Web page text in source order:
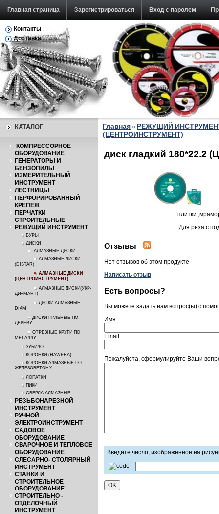
Главная страница Зарегистрироваться Вход с паролем
Обратная связь
Контакты
Доставка
КАТАЛОГ
КОМПРЕССОРНОЕ
ОБОРУДОВАНИЕ
ГЕНЕРАТОРЫ И
БЕНЗОПИЛЫ
ИЗМЕРИТЕЛЬНЫЙ
ИНСТРУМЕНТ
ЛЕСТНИЦЫ
ПЕРФОРИРОВАННЫЙ
КРЕПЕЖ
ПЕРЧАТКИ
СТРОИТЕЛЬНЫЕ
РЕЖУЩИЙ ИНСТРУМЕНТ
БУРЫ
ДИСКИ
АЛМАЗНЫЕ ДИСКИ
АЛМАЗНЫЕ ДИСКИ
(DISTAR)
АЛМАЗНЫЕ ДИСКИ
(ЦЕНТРОИНСТРУМЕНТ)
АЛМАЗНЫЕ ДИСКИ(УКР-
ДИАМАНТ)
ДИСКИ АЛМАЗНЫЕ
DIAM
ДИСКИ ПИЛЬНЫЕ ПО
ДЕРЕВУ
ОТРЕЗНЫЕ КРУГИ ПО
МЕТАЛЛУ
ЗУБИЛО
КОРОНКИ (HAWERA)
КОРОНКИ АЛМАЗНЫЕ ПО
ЖЕЛЕЗОБЕТОНУ
ЛОПАТКИ
ПИКИ
СВЕРЛА АЛМАЗНЫЕ
РЕЗЬБОНАРЕЗНОЙ
ИНСТРУМЕНТ
РУЧНОЙ
ЭЛЕКТРОИНСТРУМЕНТ
САДОВОЕ
ОБОРУДОВАНИЕ
СВАРОЧНОЕ И ТЕПЛОВОЕ
ОБОРУДОВАНИЕ
СЛЕСАРНО- СТОЛЯРНЫЙ
ИНСТРУМЕНТ
СТАНКИ И
СТРОИТЕЛЬНОЕ
ОБОРУДОВАНИЕ
СТРОИТЕЛЬНО -
ОТДЕЛОЧНЫЙ
ИНСТРУМЕНТ
Главная » РЕЖУЩИЙ
(ЦЕНТРОИНСТРУМЕНТ)
диск гладкий 180*22.2
плитки
.Для реза с
Отзывы
Нет отзывов об этом продукте
Написать отзыв
Есть вопросы?
Вы можете задать нам вопрос(ы) с
Имя:
Email
Пожалуйста, сформулируйте Ваши
Введите число, изображенное на